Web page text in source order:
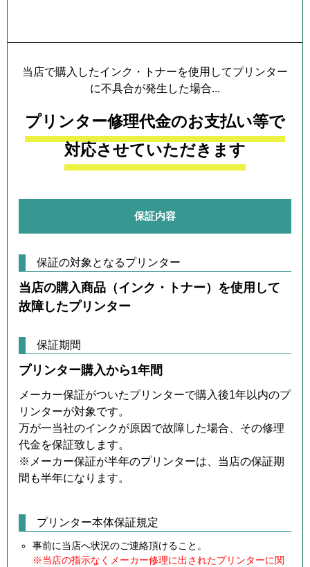
当店で購入したインク・トナーを使用してプリンター
に不具合が発生した場合...
プリンター修理代金のお支払い等で
対応させていただきます
保証内容
保証の対象となるプリンター
当店の購入商品（インク・トナー）を使用して
故障したプリンター
保証期間
プリンター購入から1年間
メーカー保証がついたプリンターで購入後1年以内のプ
リンターが対象です。
万が一当社のインクが原因で故障した場合、その修理
代金を保証致します。
※メーカー保証が半年のプリンターは、当店の保証期
間も半年になります。
プリンター本体保証規定
事前に当店へ状況のご連絡頂けること。
※当店の指示なくメーカー修理に出されたプリンターに関